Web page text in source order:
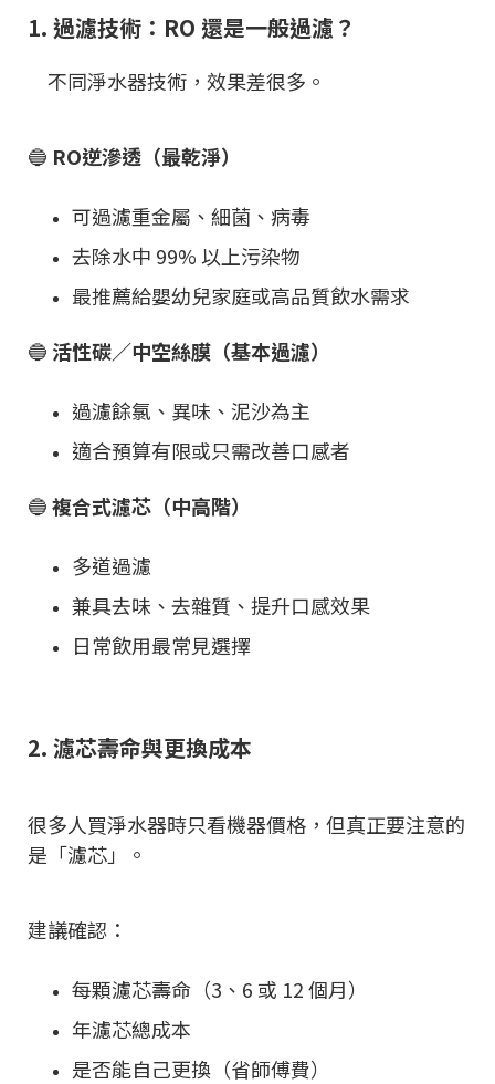
1. 過濾技術：RO 還是一般過濾？
不同淨水器技術，效果差很多。
🔵 RO逆滲透（最乾淨）
可過濾重金屬、細菌、病毒
去除水中 99% 以上污染物
最推薦給嬰幼兒家庭或高品質飲水需求
🔵 活性碳／中空絲膜（基本過濾）
過濾餘氯、異味、泥沙為主
適合預算有限或只需改善口感者
🔵複合式濾芯（中高階）
多道過濾
兼具去味、去雜質、提升口感效果
日常飲用最常見選擇
2. 濾芯壽命與更換成本
很多人買淨水器時只看機器價格，但真正要注意的
是「濾芯」。
建議確認：
每顆濾芯壽命（3、6 或 12 個月）
年濾芯總成本
是否能自己更換（省師傅費）